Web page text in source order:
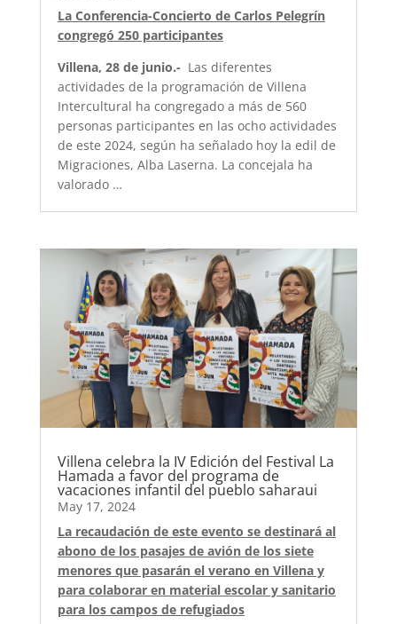
La Conferencia-Concierto de Carlos Pelegrín
congregó 250 participantes
Villena, 28 de junio.- Las diferentes
actividades de la programación de Villena
Intercultural ha congregado a más de 560
personas participantes en las ocho actividades
de este 2024, según ha señalado hoy la edil de
Migraciones, Alba Laserna. La concejala ha
valorado …
Villena celebra la IV Edición del Festival La
Hamada a favor del programa de
vacaciones infantil del pueblo saharaui
May 17, 2024
La recaudación de este evento se destinará al
abono de los pasajes de avión de los siete
menores que pasarán el verano en Villena y
para colaborar en material escolar y sanitario
para los campos de refugiados